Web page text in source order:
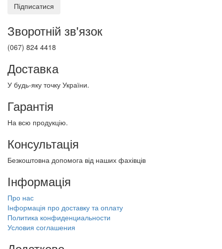
Підписатися
Зворотній зв'язок
(067) 824 4418
Доставка
У будь-яку точку України.
Гарантія
На всю продукцію.
Консультація
Безкоштовна допомога від наших фахівців
Інформація
Про нас
Інформація про доставку та оплату
Политика конфиденциальности
Условия соглашения